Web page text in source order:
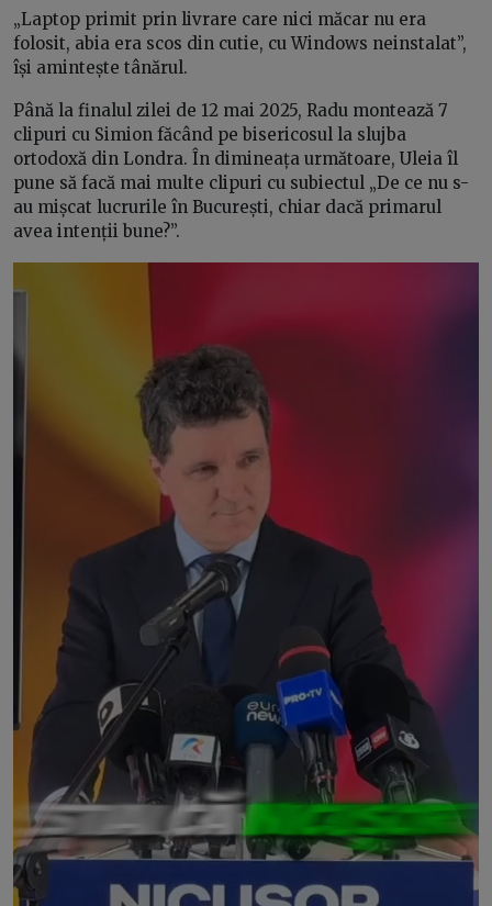
„Laptop primit prin livrare care nici măcar nu era
folosit, abia era scos din cutie, cu Windows neinstalat”,
își amintește tânărul.
Până la finalul zilei de 12 mai 2025, Radu montează 7
clipuri cu Simion făcând pe bisericosul la slujba
ortodoxă din Londra. În dimineața următoare, Uleia îl
pune să facă mai multe clipuri cu subiectul „De ce nu s-
au mișcat lucrurile în București, chiar dacă primarul
avea intenții bune?”.